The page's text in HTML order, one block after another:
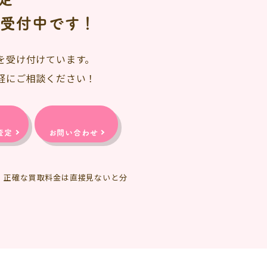
付中です！
け付けています。
ご相談ください！
定 お問い合わせ
確な買取料金は直接見ないと分